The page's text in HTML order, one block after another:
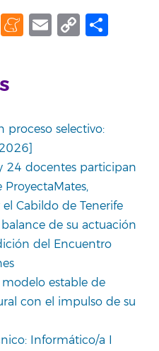
Telegram
Meneame
Email
Copy
proceso selectivo:
24 docentes participan
Cabildo de Tenerife
de su actuación
del Encuentro
estable de
con el impulso de su
Informático/a I